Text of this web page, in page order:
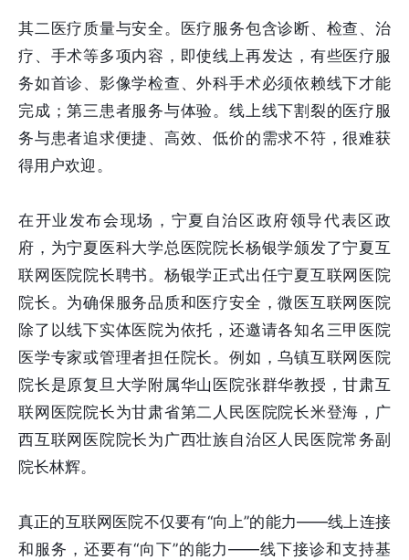
其二医疗质量与安全。医疗服务包含诊断、检查、治
疗、手术等多项内容，即使线上再发达，有些医疗服
务如首诊、影像学检查、外科手术必须依赖线下才能
完成；第三患者服务与体验。线上线下割裂的医疗服
务与患者追求便捷、高效、低价的需求不符，很难获
得用户欢迎。
在开业发布会现场，宁夏自治区政府领导代表区政
府，为宁夏医科大学总医院院长杨银学颁发了宁夏互
联网医院院长聘书。杨银学正式出任宁夏互联网医院
院长。为确保服务品质和医疗安全，微医互联网医院
除了以线下实体医院为依托，还邀请各知名三甲医院
医学专家或管理者担任院长。例如，乌镇互联网医院
院长是原复旦大学附属华山医院张群华教授，甘肃互
联网医院院长为甘肃省第二人民医院院长米登海，广
西互联网医院院长为广西壮族自治区人民医院常务副
院长林辉。
真正的互联网医院不仅要有“向上”的能力——线上连接
和服务，还要有“向下”的能力——线下接诊和支持基